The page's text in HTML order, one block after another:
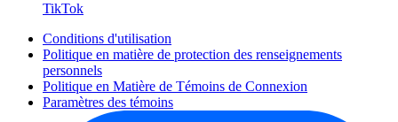
TikTok
Conditions d'utilisation
Politique en matière de protection des renseignements
personnels
Politique en Matière de Témoins de Connexion
Paramètres des témoins